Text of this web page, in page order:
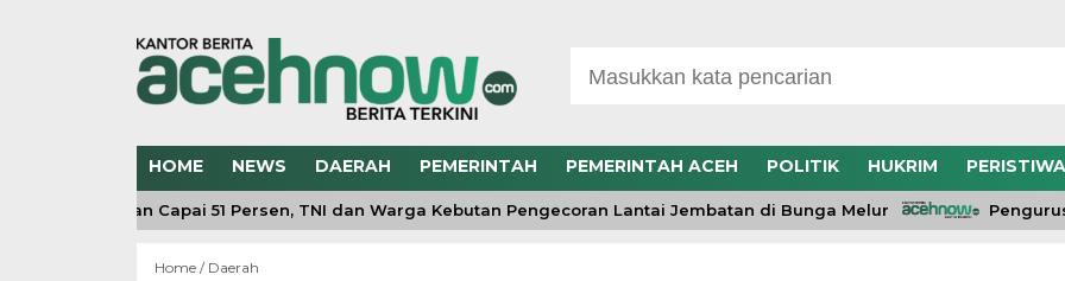
HOME NEWS DAERAH PEMERINTAH PEMERINTAH ACEH POLITIK HUKRIM PERISTIWA
Capai 51 Persen, TNI dan Warga Kebutan Pengecoran Lantai Jembatan di Bunga Melur Pengurus
Home / Daerah